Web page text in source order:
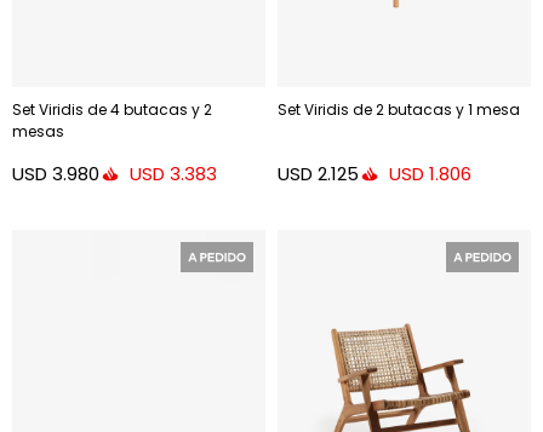
Set Viridis de 4 butacas y 2
mesas
USD 3.980 USD 3.383
Set Viridis de 2 butacas y 1 mesa
USD 2.125 USD 1.806